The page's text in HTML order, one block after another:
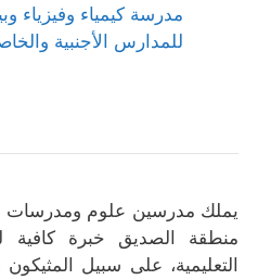
مدرسة كيمياء وفيزياء
للمدارس الأجنبية
يملك مدرسين علوم
منطقة الصديق خبرة كافية
التعليمية، على سبيل